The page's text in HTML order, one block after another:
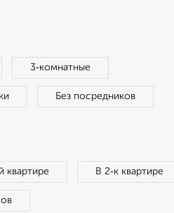
3‑комнатные
Без посредников
квартире В 2‑к квартире